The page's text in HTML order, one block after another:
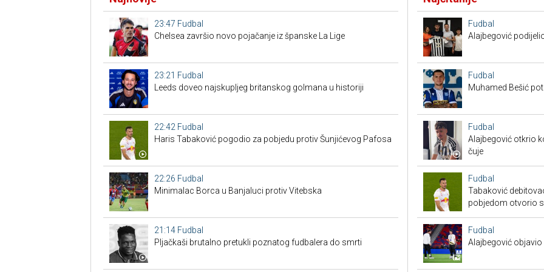
23:47 Fudbal
Chelsea završio novo pojačanje iz španske La Lige
23:21 Fudbal
Leeds doveo najskupljeg britanskog golmana u historiji
22:42 Fudbal
Haris Tabaković pogodio za pobjedu protiv Šunjićevog Pafosa
22:26 Fudbal
Minimalac Borca u Banjaluci protiv Vitebska
21:14 Fudbal
Pljačkaši brutalno pretukli poznatog fudbalera do smrti
Fudbal
Alajbegović
Fudbal
Muhamed Bešić
Fudbal
Alajbegović otkrio
čuje
Fudbal
Tabaković
pobjedom otvorio
Fudbal
Alajbegović